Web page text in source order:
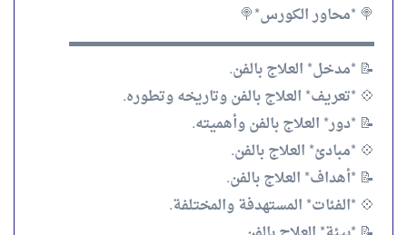
🍭 *محاور الكورس*🍭
▬▬▬▬▬▬▬▬▬▬▬▬▬▬▬▬▬▬▬▬▬
📝 *مدخل* العلاج بالفن.
💠 *تعريف* العلاج بالفن وتاريخه وتطوره.
📝 *دور* العلاج بالفن وأهميته.
💠 *مبادئ* العلاج بالفن.
📝 *أهداف* العلاج بالفن.
💠 *الفئات* المستهدفة والمختلفة.